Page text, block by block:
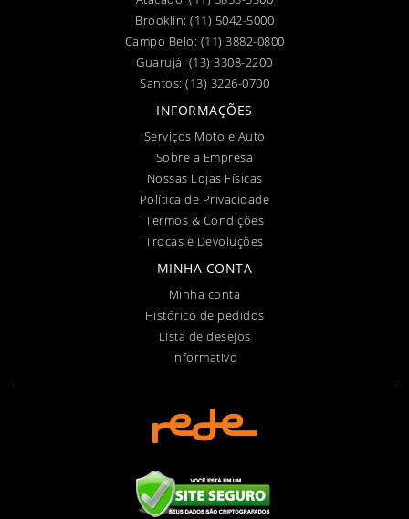
Brooklin: (11) 5042-5000
Campo Belo: (11) 3882-0800
Guarujá: (13) 3308-2200
Santos: (13) 3226-0700
INFORMAÇÕES
Serviços Moto e Auto
Sobre a Empresa
Nossas Lojas Físicas
Política de Privacidade
Termos & Condições
Trocas e Devoluções
MINHA CONTA
Minha conta
Histórico de pedidos
Lista de desejos
Informativo